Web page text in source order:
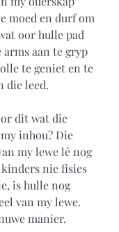
moed en durf om
oor hulle pad
aan te gryp
te geniet en te
die leed.
dit wat die
inhou? Die
my lewe lê nog
nie fisies
is hulle nog
van my lewe.
manier.